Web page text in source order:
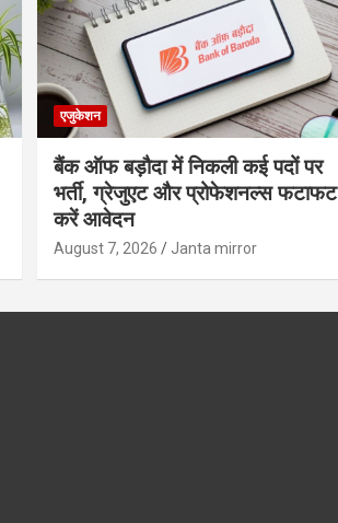
एजुकेशन
बैंक ऑफ बड़ौदा में निकली कई पदों पर
भर्ती, ग्रेजुएट और प्रोफेशनल्स फटाफट
करें आवेदन
August 7, 2026 Janta mirror